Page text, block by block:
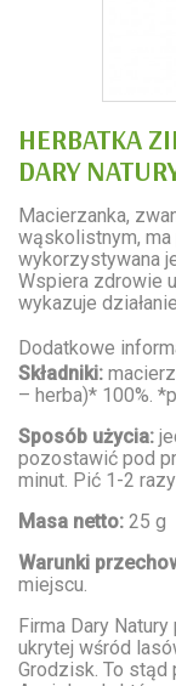
HERBATKA
DARY
Macierzanka,
wąskolistnym,
wykorzystywana
Wspiera zdrowie
wykazuje
Dodatkowe
Składniki:
– herba)* 100%.
Sposób użycia:
pozostawić pod
minut. Pić 1-2
Masa netto: 25 g
Warunki
miejscu.
Firma Dary
ukrytej wśród
Grodzisk. To stąd